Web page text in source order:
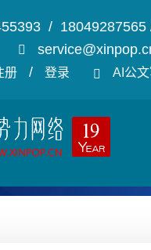
/ 18049287565
册/ 登录 AI公